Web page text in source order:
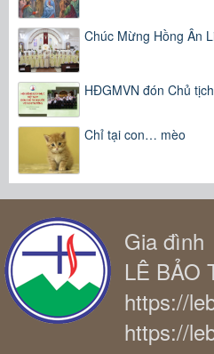
Chúc Mừng Hồng Ân
HĐGMVN đón Chủ
Chỉ tại con… mèo
Gia đình
LÊ BẢO
https://
https://